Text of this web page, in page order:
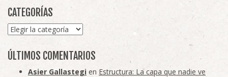
CATEGORÍAS
Categorías
ÚLTIMOS COMENTARIOS
Asier Gallastegi en Estructura: La capa que nadie ve